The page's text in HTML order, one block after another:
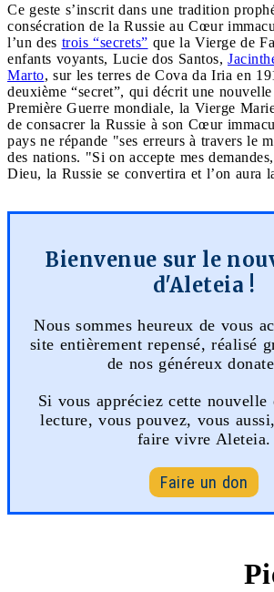
Ce geste s’inscrit dans une tradition
consécration de la Russie au Cœur
l’un des trois “secrets” que la Vierge de
enfants voyants, Lucie dos Santos,
Marto, sur les terres de Cova da Iria en
deuxième “secret”, qui décrit une
Première Guerre mondiale, la Vierge
de consacrer la Russie à son Cœur
pays ne répande "ses erreurs à travers le
des nations. "Si on accepte mes
Dieu, la Russie se convertira et l’on aura
Bienvenue sur le
d'Aleteia !
Nous sommes heureux de vous
site entièrement repensé, réalisé
de nos généreux
Si vous appréciez cette nouvelle
lecture, vous pouvez, vous
faire vivre Aleteia.
Faire un don